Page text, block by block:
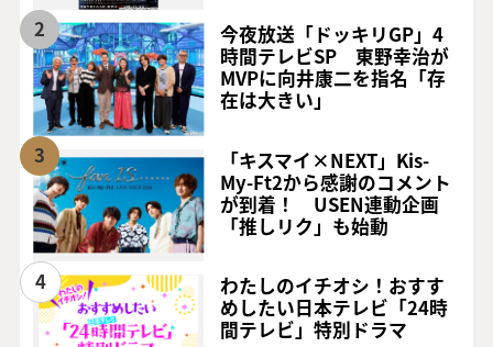
2
今夜放送「ドッキリGP」4
時間テレビSP 東野幸治が
MVPに向井康二を指名「存
在は大きい」
3
「キスマイ×NEXT」Kis-
My-Ft2から感謝のコメント
が到着！ USEN連動企画
「推しリク」も始動
4
わたしのイチオシ！おすす
めしたい日本テレビ「24時
間テレビ」特別ドラマ